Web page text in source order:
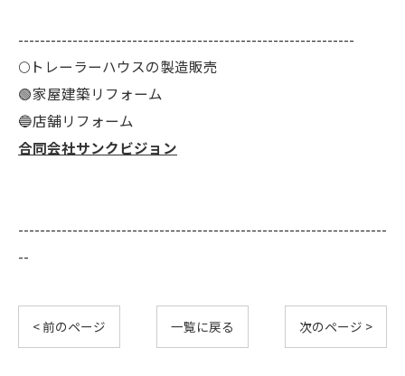
--------------------------------------------------------------
🌕️トレーラーハウスの製造販売
🟢家屋建築リフォーム
🔵店舗リフォーム
合同会社サンクビジョン
--------------------------------------------------------------------
--
< 前のページ 一覧に戻る 次のページ >